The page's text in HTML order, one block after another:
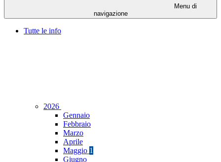
Menu di
navigazione
Tutte le info
2026
Gennaio
Febbraio
Marzo
Aprile
Maggio 1
Giugno